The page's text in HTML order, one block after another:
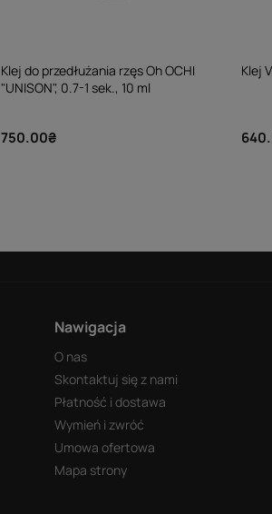
Klej do przedłużania rzęs Oh OCHI
"UNISON", 0.7-1 sek., 10 ml
750.00₴
Klej
Nawigacja
O nas
Skontaktuj się z nami
Płatność i dostawa
Wymień i zwróć
Umowa ofertowa
Mapa strony